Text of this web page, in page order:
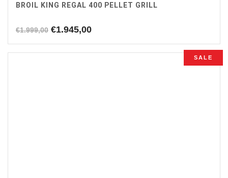
BROIL KING REGAL 400 PELLET GRILL
€1.999,00 Oorspronkelijke
was:
€1.945,00Huidige
is:
SALE